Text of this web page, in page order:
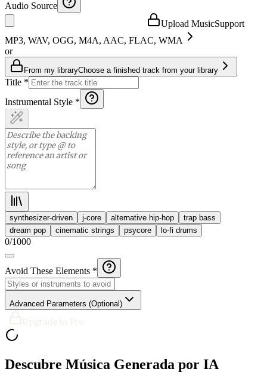
Audio Source
Upload MusicSupport
MP3, WAV, OGG, M4A, AAC, FLAC, WMA
or
From my libraryChoose a finished track from your library
Title *
Instrumental Style *
synthesizer-driven j-core alternative hip-hop
trap bass
dream pop
cinematic strings psycore lo-fi drums
0/1000
Avoid These Elements *
Advanced Parameters (Optional)
Descubre Música Generada por IA